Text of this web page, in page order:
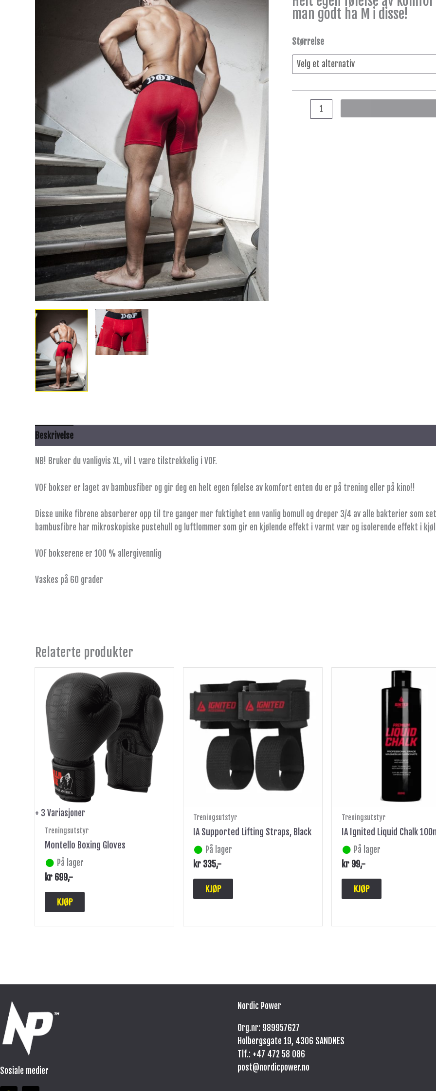
man godt ha M i disse!
Størrelse
Beskrivelse
NB! Bruker du vanligvis XL, vil L være tilstrekkelig i VOF.
VOF bokser er laget av bambusfiber og gir deg en helt egen følelse av komfort enten du er på trening eller på kino!!
Disse unike fibrene absorberer opp til tre ganger mer fuktighet enn vanlig bomull og dreper 3/4 av alle bakterier som
bambusfibre har mikroskopiske pustehull og luftlommer som gir en kjølende effekt i varmt vær og isolerende effekt i
VOF bokserene er 100 % allergivennlig
Vaskes på 60 grader
Relaterte produkter
+ 3 Variasjoner
Treningsutstyr
Montello Boxing Gloves
På lager
kr 699,-
KJØP
Dette
produktet
har
flere
varianter.
Alternativene
kan
velges
produktsiden
Treningsutstyr
IA Supported Lifting Straps, Black
På lager
kr 335,-
KJØP
Treningsutstyr
IA Ignited Liquid Chalk
På lager
kr 99,-
KJØP
Sosiale medier
Nordic Power
Org.nr: 989957627
Holbergsgate 19, 4306 SANDNES
Tlf.: +47 472 58 086
post@nordicpower.no